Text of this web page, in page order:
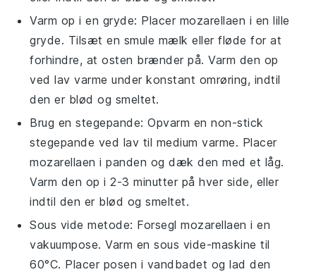
Varm op i en gryde: Placer mozarellaen i en lille
gryde. Tilsæt en smule mælk ellerfløde for at
forhindre, at osten brænder på. Varm den op
ved lav varme under konstant omrøring, indtil
den er blød og smeltet.
Brug en stegepande: Opvarm en non-stick
stegepande ved lav til medium varme. Placer
mozarellaen i panden og dæk den med et låg.
Varm den op i 2-3 minutter på hver side, eller
indtil den er blød og smeltet.
Sous vide metode: Forseglmozarellaen i en
vakuumpose. Varm en sous vide-maskine til
60°C. Placer posen i vandbadet og lad den